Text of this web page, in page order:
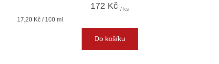
172 Kč / ks
Měrná
17,20 Kč / 100 ml
Do košíku